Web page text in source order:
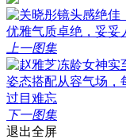
上一图集
下一图集
退出全屏